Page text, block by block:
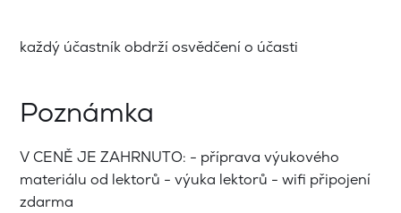
každý účastník obdrží osvědčení o účasti
Poznámka
V CENĚ JE ZAHRNUTO: - příprava výukového
materiálu od lektorů - výuka lektorů - wifi připojení
zdarma